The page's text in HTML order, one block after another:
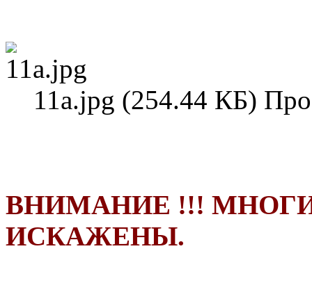
11а.jpg (254.44 КБ)
ВНИМАНИЕ !!!
ИСКАЖЕНЫ.